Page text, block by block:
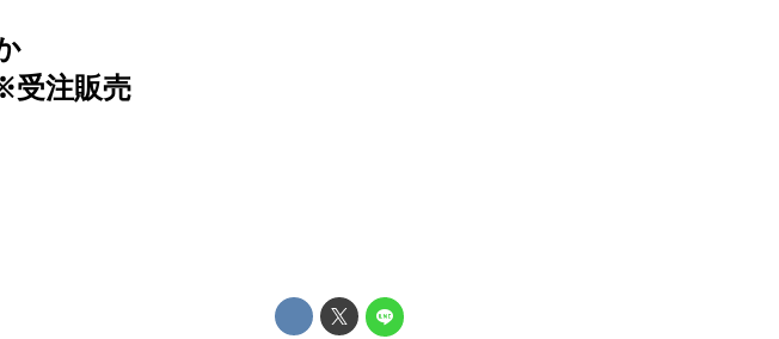
受注販売